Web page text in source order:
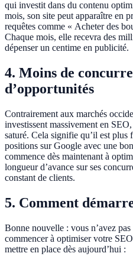
qui investit dans du contenu
mois, son site peut apparaître en
requêtes comme « Acheter des
Chaque mois, elle recevra des
dépenser un centime en publicité.
4. Moins de
d’opportunités
Contrairement aux marchés
investissent massivement en
saturé. Cela signifie qu’il est plus
positions sur Google avec une
commence dès maintenant à
longueur d’avance sur ses
constant de clients.
5. Comment
Bonne nouvelle : vous n’avez
commencer à optimiser votre
mettre en place dès aujourd’hui :